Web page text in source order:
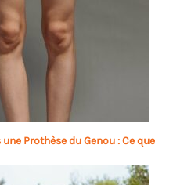
Prothèse du Genou : Ce que